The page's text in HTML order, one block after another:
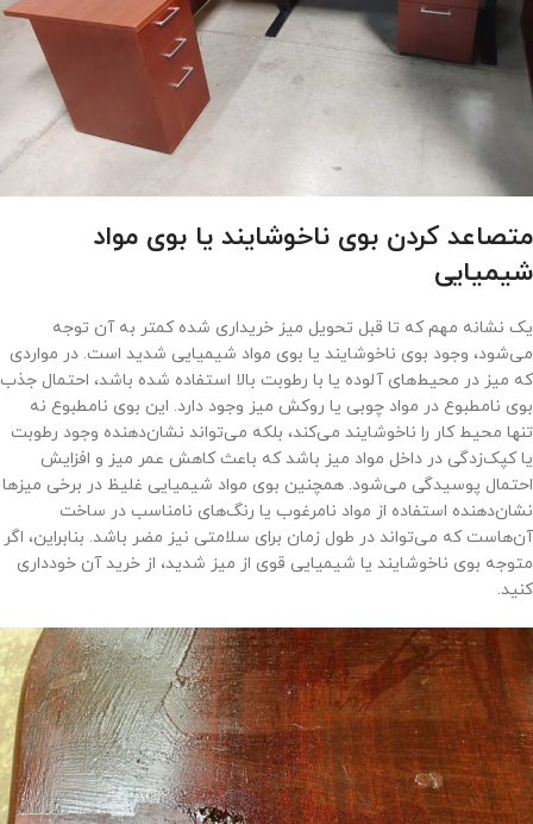
متصاعد کردن بوی ناخوشایند یا بوی مواد
شیمیایی
یک نشانه مهم که تا قبل تحویل میز خریداری شده کمتر به آن توجه
می‌شود، وجود بوی ناخوشایند یا بوی مواد شیمیایی شدید است. در مواردی
که میز در محیط‌های آلوده یا با رطوبت بالا استفاده شده باشد، احتمال جذب
بوی نامطبوع در مواد چوبی یا روکش میز وجود دارد. این بوی نامطبوع نه
تنها محیط کار را ناخوشایند می‌کند، بلکه می‌تواند نشان‌دهنده وجود رطوبت
یا کپک‌زدگی در داخل مواد میز باشد که باعث کاهش عمر میز و افزایش
احتمال پوسیدگی می‌شود. همچنین بوی مواد شیمیایی غلیظ در برخی میزها
نشان‌دهنده استفاده از مواد نامرغوب یا رنگ‌های نامناسب در ساخت
آن‌هاست که می‌تواند در طول زمان برای سلامتی نیز مضر باشد. بنابراین، اگر
متوجه بوی ناخوشایند یا شیمیایی قوی از میز شدید، از خرید آن خودداری
کنید.